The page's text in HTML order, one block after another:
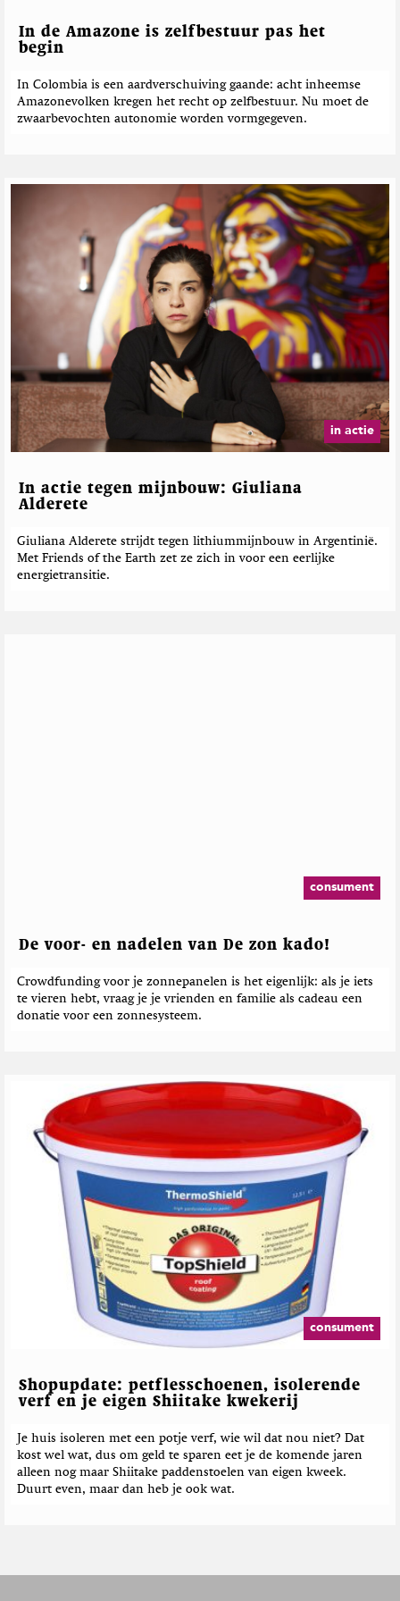
e
In de Amazone is zelfbestuur pas het
begin
In Colombia is een aardverschuiving gaande: acht inheemse
Amazonevolken kregen het recht op zelfbestuur. Nu moet de
zwaarbevochten autonomie worden vormgegeven.
in actie
In actie tegen mijnbouw: Giuliana
Alderete
Giuliana Alderete strijdt tegen lithiummijnbouw in Argentinië.
Met Friends of the Earth zet ze zich in voor een eerlijke
energietransitie.
consument
De voor- en nadelen van De zon kado!
Crowdfunding voor je zonnepanelen is het eigenlijk: als je iets
te vieren hebt, vraag je je vrienden en familie als cadeau een
donatie voor een zonnesysteem.
consument
Shopupdate: petflesschoenen, isolerende
verf en je eigen Shiitake kwekerij
Je huis isoleren met een potje verf, wie wil dat nou niet? Dat
kost wel wat, dus om geld te sparen eet je de komende jaren
alleen nog maar Shiitake paddenstoelen van eigen kweek.
Duurt even, maar dan heb je ook wat.